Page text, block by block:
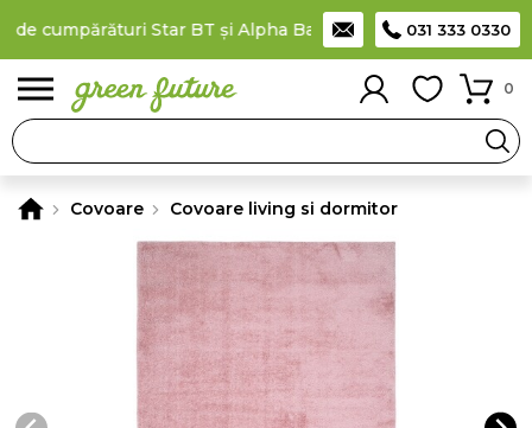
cumpărături Star BT și Alpha Bank Plătești în rateprin
031 333 0330
0
Covoare Covoare living si dormitor